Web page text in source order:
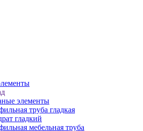
элементы
труба гладкая
гладкий
мебельная труба